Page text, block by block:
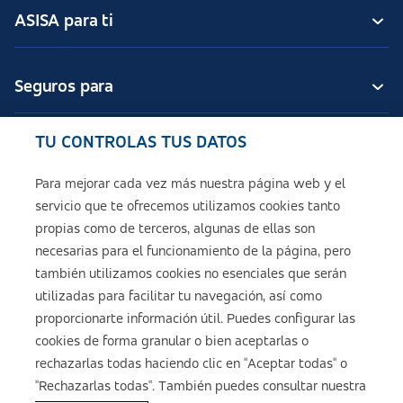
ASISA para ti
Seguros para
Seguros de ASISA
Sobre ASISA
Política de cookies
TU CONTROLAS TUS DATOS
Para mejorar cada vez más nuestra página web y el
servicio que te ofrecemos utilizamos cookies tanto
propias como de terceros, algunas de ellas son
necesarias para el funcionamiento de la página, pero
también utilizamos cookies no esenciales que serán
utilizadas para facilitar tu navegación, así como
proporcionarte información útil. Puedes configurar las
cookies de forma granular o bien aceptarlas o
rechazarlas todas haciendo clic en "Aceptar todas" o
"Rechazarlas todas". También puedes consultar nuestra